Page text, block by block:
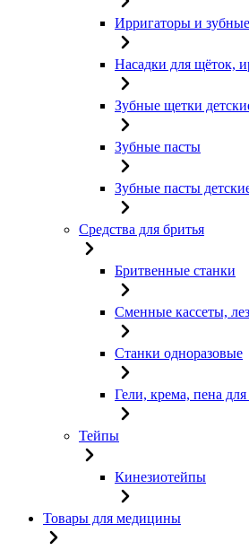
Ирригаторы и
Насадки для щёток,
Зубные щетки
Зубные пасты
Зубные пасты
Средства для бритья
Бритвенные станки
Сменные кассеты,
Станки одноразовые
Гели, крема, пена для
Тейпы
Кинезиотейпы
Товары для медицины